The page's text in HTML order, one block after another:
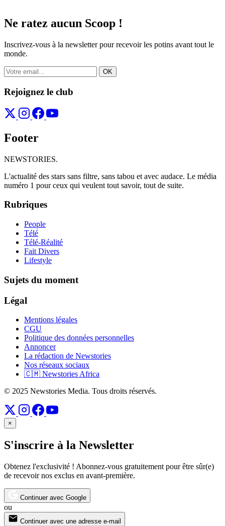
Ne ratez aucun Scoop !
Inscrivez-vous à la newsletter pour recevoir les potins avant tout le
monde.
OK
Rejoignez le club
Footer
NEWSTORIES.
L'actualité des stars sans filtre, sans tabou et avec audace. Le média
numéro 1 pour ceux qui veulent tout savoir, tout de suite.
Rubriques
People
Télé
Télé-Réalité
Fait Divers
Lifestyle
Sujets du moment
Légal
Mentions légales
CGU
Politique des données personnelles
Annoncer
La rédaction de Newstories
Nos réseaux sociaux
🇨🇲 Newstories Africa
© 2025 Newstories Media. Tous droits réservés.
×
S'inscrire à la Newsletter
Obtenez l'exclusivité ! Abonnez-vous gratuitement pour être sûr(e)
de recevoir nos exclus en avant-première.
Continuer avec Google
ou
Continuer avec une adresse e-mail